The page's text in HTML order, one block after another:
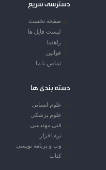
دسترسی سریع
صفحه نخست
لیست فایل ها
راهنما
قوانین
تماس با ما
دسته بندی ها
علوم انسانی
علوم پزشکی
فنی مهندسی
نرم افزار
وب و برنامه نویسی
کتاب